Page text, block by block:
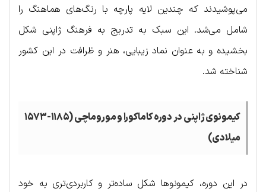
می‌پوشیدند که چندین لایه پارچه با رنگ‌های هماهنگ را
شامل می‌شد. این سبک به تدریج به فرهنگ ژاپنی شکل
بخشیده و به عنوان نماد زیبایی، هنر و ظرافت در این کشور
شناخته شد.
کیمونوی ژاپنی در دوره کاماکورا و موروماچی (۱۱۸۵-۱۵۷۳
میلادی)
در این دوره، کیمونوها شکل ساده‌تر و کاربردی‌تری به خود